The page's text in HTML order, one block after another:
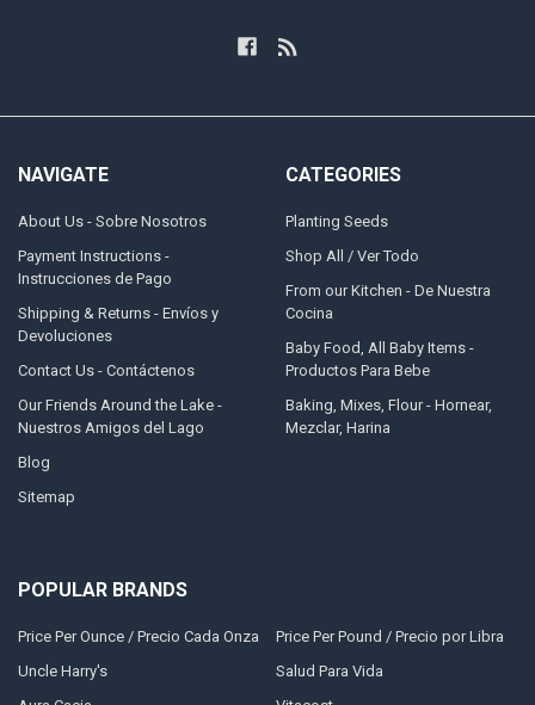
NAVIGATE
About Us - Sobre Nosotros
Payment Instructions -
Instrucciones de Pago
Shipping & Returns - Envíos y
Devoluciones
Contact Us - Contáctenos
Our Friends Around the Lake -
Nuestros Amigos del Lago
Blog
Sitemap
CATEGORIES
Planting Seeds
Shop All / Ver Todo
From our Kitchen - De Nuestra
Cocina
Baby Food, All Baby Items -
Productos Para Bebe
Baking, Mixes, Flour - Hornear,
Mezclar, Harina
POPULAR BRANDS
Price Per Ounce / Precio Cada Onza
Uncle Harry's
Price Per Pound / Precio por Libra
Salud Para Vida